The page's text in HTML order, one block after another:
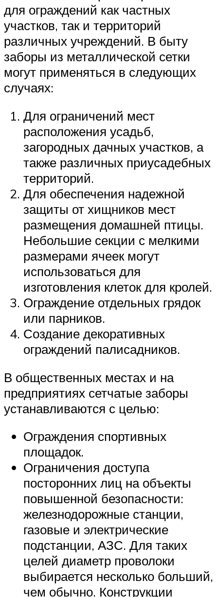
для ограждений как частных
участков, так и территорий
различных учреждений. В быту
заборы из металлической сетки
могут применяться в следующих
случаях:
Для ограничений мест
расположения усадьб,
загородных дачных участков, а
также различных приусадебных
территорий.
Для обеспечения надежной
защиты от хищников мест
размещения домашней птицы.
Небольшие секции с мелкими
размерами ячеек могут
использоваться для
изготовления клеток для кролей.
Ограждение отдельных грядок
или парников.
Создание декоративных
ограждений палисадников.
В общественных местах и на
предприятиях сетчатые заборы
устанавливаются с целью:
Ограждения спортивных
площадок.
Ограничения доступа
посторонних лиц на объекты
повышенной безопасности:
железнодорожные станции,
газовые и электрические
подстанции, АЗС. Для таких
целей диаметр проволоки
выбирается несколько больший,
чем обычно. Конструкции